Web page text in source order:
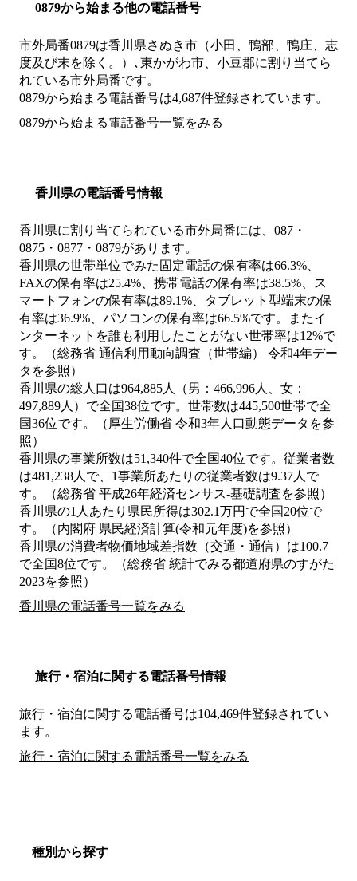
0879から始まる他の電話番号
市外局番0879は香川県さぬき市（小田、鴨部、鴨庄、志
度及び末を除く。）､東かがわ市、小豆郡に割り当てら
れている市外局番です。
0879から始まる電話番号は4,687件登録されています。
0879から始まる電話番号一覧をみる
香川県の電話番号情報
香川県に割り当てられている市外局番には、087・
0875・0877・0879があります。
香川県の世帯単位でみた固定電話の保有率は66.3%、
FAXの保有率は25.4%、携帯電話の保有率は38.5%、ス
マートフォンの保有率は89.1%、タブレット型端末の保
有率は36.9%、パソコンの保有率は66.5%です。またイ
ンターネットを誰も利用したことがない世帯率は12%で
す。（総務省 通信利用動向調査（世帯編） 令和4年デー
タを参照）
香川県の総人口は964,885人（男：466,996人、女：
497,889人）で全国38位です。世帯数は445,500世帯で全
国36位です。（厚生労働省 令和3年人口動態データを参
照）
香川県の事業所数は51,340件で全国40位です。従業者数
は481,238人で、1事業所あたりの従業者数は9.37人で
す。（総務省 平成26年経済センサス‐基礎調査を参照）
香川県の1人あたり県民所得は302.1万円で全国20位で
す。（内閣府 県民経済計算(令和元年度)を参照）
香川県の消費者物価地域差指数（交通・通信）は100.7
で全国8位です。（総務省 統計でみる都道府県のすがた
2023を参照）
香川県の電話番号一覧をみる
旅行・宿泊に関する電話番号情報
旅行・宿泊に関する電話番号は104,469件登録されてい
ます。
旅行・宿泊に関する電話番号一覧をみる
種別から探す